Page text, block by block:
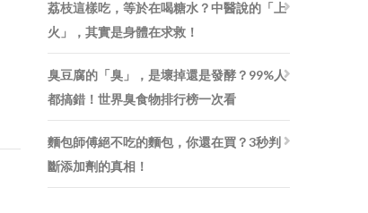
荔枝這樣吃，等於在喝糖水？中醫說的「上
火」，其實是身體在求救！
臭豆腐的「臭」，是壞掉還是發酵？99%人
都搞錯！世界臭食物排行榜一次看
麵包師傅絕不吃的麵包，你還在買？3秒判
斷添加劑的真相！